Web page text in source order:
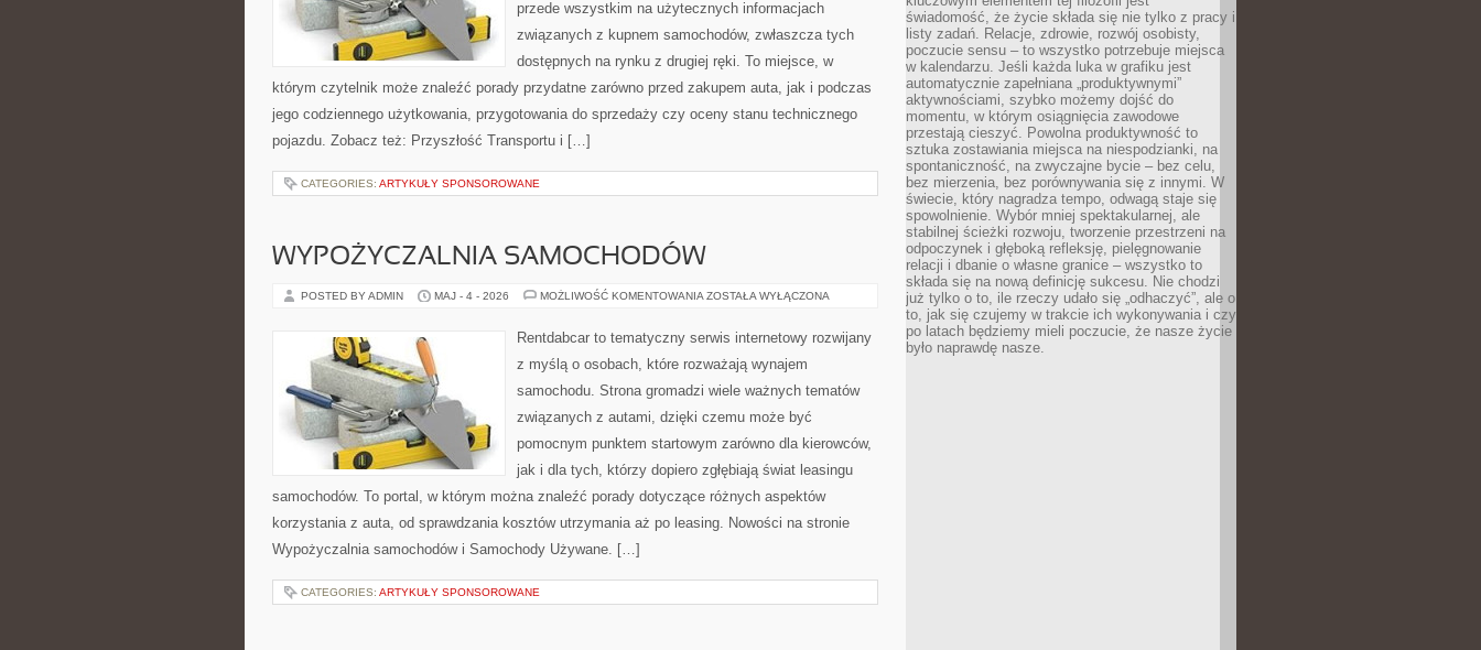
przede wszystkim na użytecznych informacjach
związanych z kupnem samochodów, zwłaszcza tych
dostępnych na rynku z drugiej ręki. To miejsce, w
którym czytelnik może znaleźć porady przydatne zarówno przed zakupem auta, jak i podczas
jego codziennego użytkowania, przygotowania do sprzedaży czy oceny stanu technicznego
pojazdu. Zobacz też: Przyszłość Transportu i […]
CATEGORIES: ARTYKUŁY SPONSOROWANE
WYPOŻYCZALNIA SAMOCHODÓW
POSTED BY ADMIN MAJ - 4 - 2026 MOŻLIWOŚĆ KOMENTOWANIA WYPOŻYCZALNIA
ZOSTAŁA WYŁĄCZONA
Rentdabcar to tematyczny serwis internetowy rozwijany
z myślą o osobach, które rozważają wynajem
samochodu. Strona gromadzi wiele ważnych tematów
związanych z autami, dzięki czemu może być
pomocnym punktem startowym zarówno dla kierowców,
jak i dla tych, którzy dopiero zgłębiają świat leasingu
samochodów. To portal, w którym można znaleźć porady dotyczące różnych aspektów
korzystania z auta, od sprawdzania kosztów utrzymania aż po leasing. Nowości na stronie
Wypożyczalnia samochodów i Samochody Używane. […]
CATEGORIES: ARTYKUŁY SPONSOROWANE
świadomość, że życie składa się nie tylko z pracy i
listy zadań. Relacje, zdrowie, rozwój osobisty,
poczucie sensu – to wszystko potrzebuje miejsca
w kalendarzu. Jeśli każda luka w grafiku jest
automatycznie zapełniana „produktywnymi”
aktywnościami, szybko możemy dojść do
momentu, w którym osiągnięcia zawodowe
przestają cieszyć. Powolna produktywność to
sztuka zostawiania miejsca na niespodzianki, na
spontaniczność, na zwyczajne bycie – bez celu,
bez mierzenia, bez porównywania się z innymi. W
świecie, który nagradza tempo, odwagą staje się
spowolnienie. Wybór mniej spektakularnej, ale
stabilnej ścieżki rozwoju, tworzenie przestrzeni na
odpoczynek i głęboką refleksję, pielęgnowanie
relacji i dbanie o własne granice – wszystko to
składa się na nową definicję sukcesu. Nie chodzi
już tylko o to, ile rzeczy udało się „odhaczyć”, ale o
to, jak się czujemy w trakcie ich wykonywania i czy
po latach będziemy mieli poczucie, że nasze życie
było naprawdę nasze.